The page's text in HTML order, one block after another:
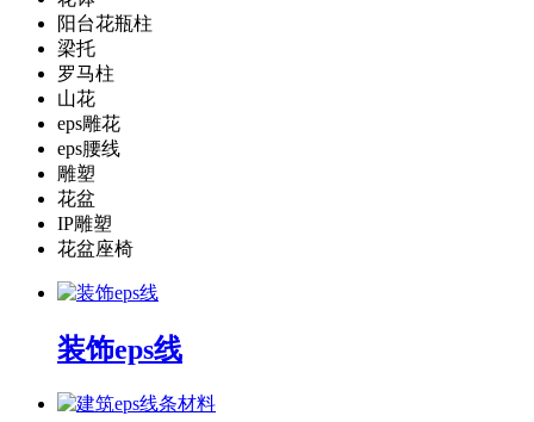
阳台花瓶柱
梁托
罗马柱
山花
eps雕花
eps腰线
雕塑
花盆
IP雕塑
花盆座椅
装饰eps线